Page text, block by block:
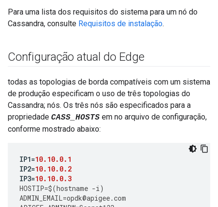
Para uma lista dos requisitos do sistema para um nó do
Cassandra, consulte Requisitos de instalação.
Configuração atual do Edge
todas as topologias de borda compatíveis com um sistema
de produção especificam o uso de três topologias do
Cassandra; nós. Os três nós são especificados para a
propriedade CASS_HOSTS em no arquivo de configuração,
conforme mostrado abaixo:
IP1=10.10.0.1
IP2=10.10.0.2
IP3=10.10.0.3
HOSTIP=$(hostname -i)
ADMIN_EMAIL=opdk@apigee.com